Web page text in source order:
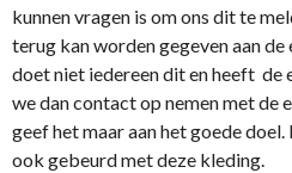
kunnen vragen is om ons dit te
terug kan worden gegeven aan
doet niet iedereen dit en heeft de
we dan contact op nemen met de
geef het maar aan het goede
ook gebeurd met deze kleding.